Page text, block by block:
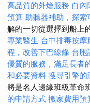
高品質的外燴服務 白內
預算 助聽器補助，探索
解的一切從選擇到船上
專業醫生 台中排毒按摩
程，改善下巴線條 台胞
優質的服務，滿足長者
和必要資料 搜尋引擎的
將是名人邊緣班級革命
的申請方式 搬家費用預